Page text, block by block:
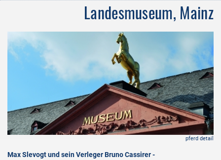
Landesmuseum, Mainz
pferd detail
Max Slevogt und sein Verleger Bruno Cassirer -